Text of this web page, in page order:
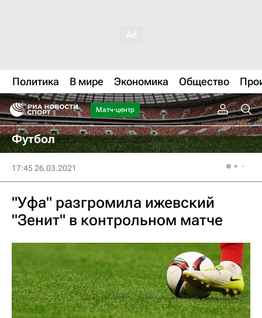
Политика В мире Экономика Общество
Матч-центр
Футбол
17:45 26.03.2021
"Уфа" разгромила ижевский
"Зенит" в контрольном матче